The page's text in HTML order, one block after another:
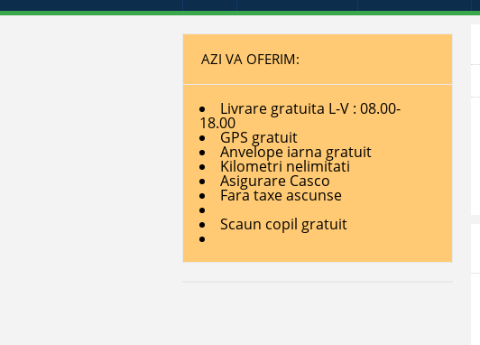
AZI VA OFERIM:
Livrare gratuita L-V : 08.00-
18.00
GPS gratuit
Anvelope iarna gratuit
Kilometri nelimitati
Asigurare Casco
Fara taxe ascunse
Scaun copil gratuit